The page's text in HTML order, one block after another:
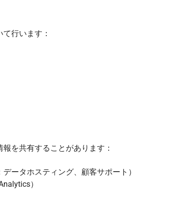
行います：
を共有することがあります：
ータホスティング、顧客サポート）
）